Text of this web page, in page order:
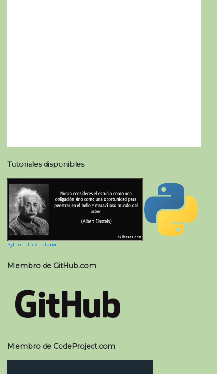
Tutoriales disponibles
Python 3.5.2 tutorial
Miembro de GitHub.com
Miembro de CodeProject.com